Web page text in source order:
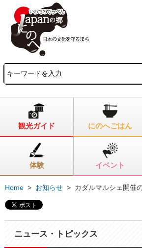
観光ガイド にのへごはん
体験 イベント
Home > お知らせ > カダルマルシェ開催
ニュース・トピックス